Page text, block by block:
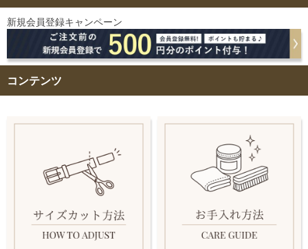
新規会員登録キャンペーン
コンテンツ